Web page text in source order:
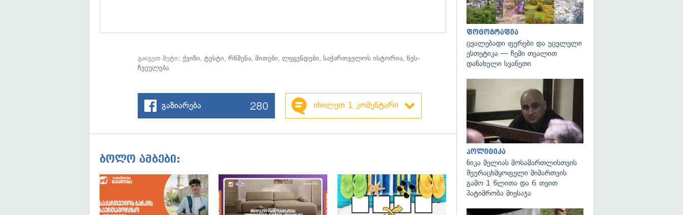
გაიგეთ მეტი:ქვიზი,ტესტი,რწმენა,მითები,ლეგენდები,საქართველოს ისტორია,წეს-
ჩვეულება
გაზიარება 280 იხილეთ 1 კომენტარი
ბოლო ამბები:
გადახედვა
ფოტოგრაფია
ცვალებადი ფერები და უცვლელი
ესთეტიკა — ჩემი თვალით
დანახული სვანეთი
პოლიტიკა
ნიკა მელიას მოსამართლისთვის
შეურაცხმყოფელი მიმართვის
გამო 1 წლითა და 6 თვით
პატიმრობა მიესაჯა